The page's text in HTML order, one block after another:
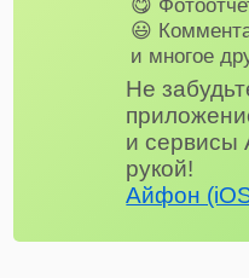
😃
и многое
Не
и сервисы
рукой!
Айфон